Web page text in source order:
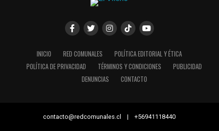
INICIO RED COMUNALES
POLÍTICA EDITORIAL Y ÉTICA
POLÍTICA DE PRIVACIDAD
TÉRMINOS Y CONDICIONES
PUBLICIDAD
DENUNCIAS
CONTACTO
contacto@redcomunales.cl | +56941118440